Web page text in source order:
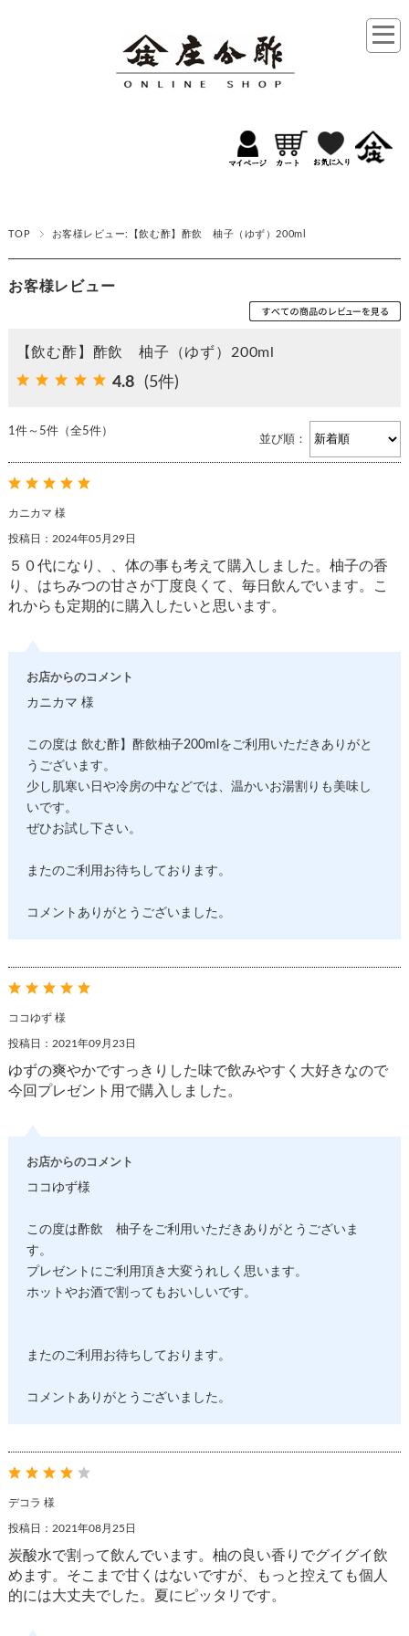
TOP お客様レビュー:【飲む酢】酢飲 柚子（ゆず）200ml
お客様レビュー
【飲む酢】酢飲 柚子（ゆず）200ml
4.8 (5件)
1件～5件（全5件）
並び順：
カニカマ 様
投稿日：2024年05月29日
５０代になり、、体の事も考えて購入しました。柚子の香
り、はちみつの甘さが丁度良くて、毎日飲んでいます。こ
れからも定期的に購入したいと思います。
お店からのコメント
カニカマ 様
この度は 飲む酢】酢飲柚子200mlをご利用いただきありがと
うございます。
少し肌寒い日や冷房の中などでは、温かいお湯割りも美味し
いです。
ぜひお試し下さい。
またのご利用お待ちしております。
コメントありがとうございました。
ココゆず 様
投稿日：2021年09月23日
ゆずの爽やかですっきりした味で飲みやすく大好きなので
今回プレゼント用で購入しました。
お店からのコメント
ココゆず様
この度は酢飲 柚子をご利用いただきありがとうございま
す。
プレゼントにご利用頂き大変うれしく思います。
ホットやお酒で割ってもおいしいです。
またのご利用お待ちしております。
コメントありがとうございました。
デコラ 様
投稿日：2021年08月25日
炭酸水で割って飲んでいます。柚の良い香りでグイグイ飲
めます。そこまで甘くはないですが、もっと控えても個人
的には大丈夫でした。夏にピッタリです。